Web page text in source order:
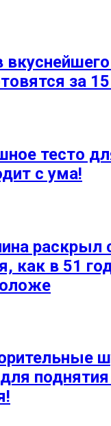
за
тесто
с ума!
раскрыл
как в 51